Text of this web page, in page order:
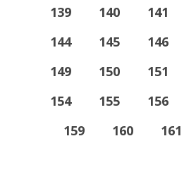
139
140 141
144
145 146
149
150 151
154
155 156
159
160 161